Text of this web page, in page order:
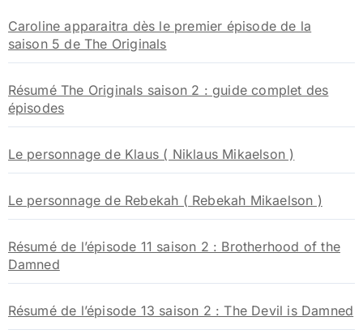
Caroline apparaitra dès le premier épisode de la
saison 5 de The Originals
Résumé The Originals saison 2 : guide complet des
épisodes
Le personnage de Klaus ( Niklaus Mikaelson )
Le personnage de Rebekah ( Rebekah Mikaelson )
Résumé de l’épisode 11 saison 2 : Brotherhood of the
Damned
Résumé de l’épisode 13 saison 2 : The Devil is Damned